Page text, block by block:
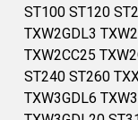
ST100 ST120
TXW2GDL3
TXW2CC25
ST240 ST260
TXW3GDL6